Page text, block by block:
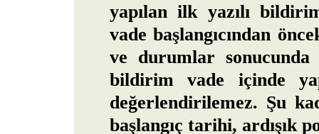
yapılan ilk yazılı
vade başlangıcından
ve durumlar
bildirim vade içinde
değerlendirilemez. Şu
başlangıç tarihi, ardışık